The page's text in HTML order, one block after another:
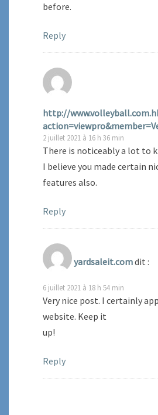
before.
Reply
http://
2 juillet 2021 à 16 h 36 min
There is noticeably a lot to
I believe you made certain
features also.
Reply
yardsaleit.comdit :
6 juillet 2021 à 18 h 54 min
Very nice post. I certainly
website. Keep it
up!
Reply